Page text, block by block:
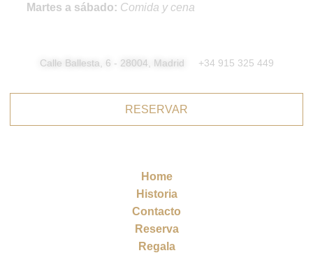
Martes a sábado: Comida y cena
Calle Ballesta, 6 - 28004, Madrid +34 915 325 449
RESERVAR
Home
Historia
Contacto
Reserva
Regala